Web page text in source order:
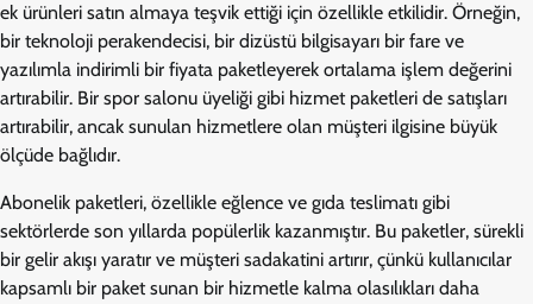
ek ürünleri satın almaya teşvik ettiği için özellikle etkilidir. Örneğin,
bir teknoloji perakendecisi, bir dizüstü bilgisayarı bir fare ve
yazılımla indirimli bir fiyata paketleyerek ortalama işlem değerini
artırabilir. Bir spor salonu üyeliği gibi hizmet paketleri de satışları
artırabilir, ancak sunulan hizmetlere olan müşteri ilgisine büyük
ölçüde bağlıdır.
Abonelik paketleri, özellikle eğlence ve gıda teslimatı gibi
sektörlerde son yıllarda popülerlik kazanmıştır. Bu paketler, sürekli
bir gelir akışı yaratır ve müşteri sadakatini artırır, çünkü kullanıcılar
kapsamlı bir paket sunan bir hizmetle kalma olasılıkları daha